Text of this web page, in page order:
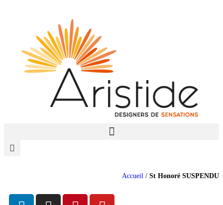
Accueil / St Honoré SUSPENDU